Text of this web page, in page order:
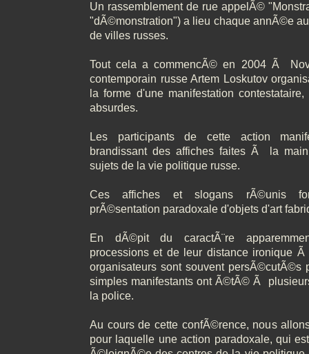
Un rassemblement de rue appelÃ©
"dÃ©monstration") a lieu chaque annÃ©e
de villes russes.
Tout cela a commencÃ© en 2004 Ã
contemporain russe Artem Loskutov
la forme d'une manifestation
absurdes.
Les participants de cette action
brandissant des affiches faites Ã la
sujets de la vie politique russe.
Ces affiches et slogans rÃ©unis
prÃ©sentation paradoxale d'objets d'art
En dÃ©pit du caractÃ¨re
processions et de leur distance ironique
organisateurs sont souvent persÃ©cutÃ©s
simples manifestants ont Ã©tÃ© Ã
la police.
Au cours de cette confÃ©rence, nous
pour laquelle une action paradoxale, qui